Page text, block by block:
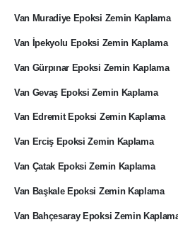
Van Muradiye Epoksi Zemin Kaplama
Van İpekyolu Epoksi Zemin Kaplama
Van Gürpınar Epoksi Zemin Kaplama
Van Gevaş Epoksi Zemin Kaplama
Van Edremit Epoksi Zemin Kaplama
Van Erciş Epoksi Zemin Kaplama
Van Çatak Epoksi Zemin Kaplama
Van Başkale Epoksi Zemin Kaplama
Van Bahçesaray Epoksi Zemin